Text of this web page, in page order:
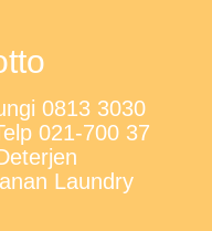
0813 3030
021-700 37
Laundry